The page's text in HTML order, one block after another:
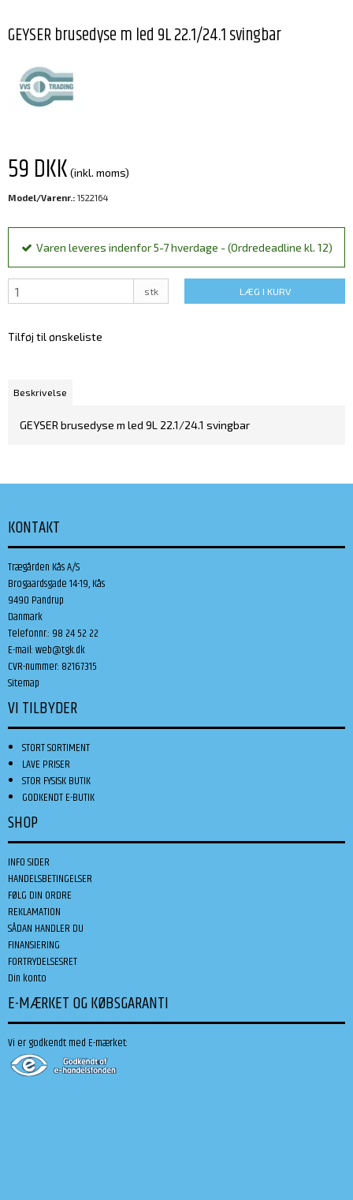
GEYSER brusedyse m led 9L 22.1/24.1 svingbar
59 DKK (inkl. moms)
Model/Varenr.: 1522164
Varen leveres indenfor 5-7 hverdage - (Ordredeadline kl. 12)
stk LÆG I KURV
Tilføj til ønskeliste
Beskrivelse
GEYSER brusedyse m led 9L 22.1/24.1 svingbar
KONTAKT
Trægården Kås A/S
Brogaardsgade 14-19, Kås
9490 Pandrup
Danmark
Telefonnr.: 98 24 52 22
E-mail:web@tgk.dk
CVR-nummer: 82167315
Sitemap
VI TILBYDER
STORT SORTIMENT
LAVE PRISER
STOR FYSISK BUTIK
GODKENDT E-BUTIK
SHOP
INFO SIDER
HANDELSBETINGELSER
FØLG DIN ORDRE
REKLAMATION
SÅDAN HANDLER DU
FINANSIERING
FORTRYDELSESRET
Din konto
E-MÆRKET OG KØBSGARANTI
Vi er godkendt med E-mærket: